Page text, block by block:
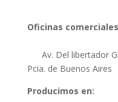
Oficinas
Av. Del libertador
Pcia. de Buenos Aires
Producimos en: